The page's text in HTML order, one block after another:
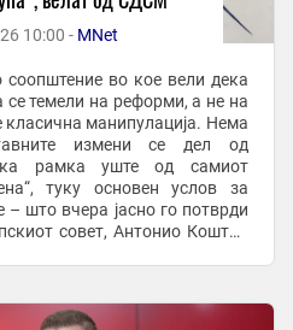
10:00 - MNet
соопштение во кое вели дека
се темели на реформи, а не на
класична манипулација. Нема
измени се дел од
рамка уште од самиот
туку основен услов за
– што вчера јасно го потврди
совет, Антонио Кошта“,